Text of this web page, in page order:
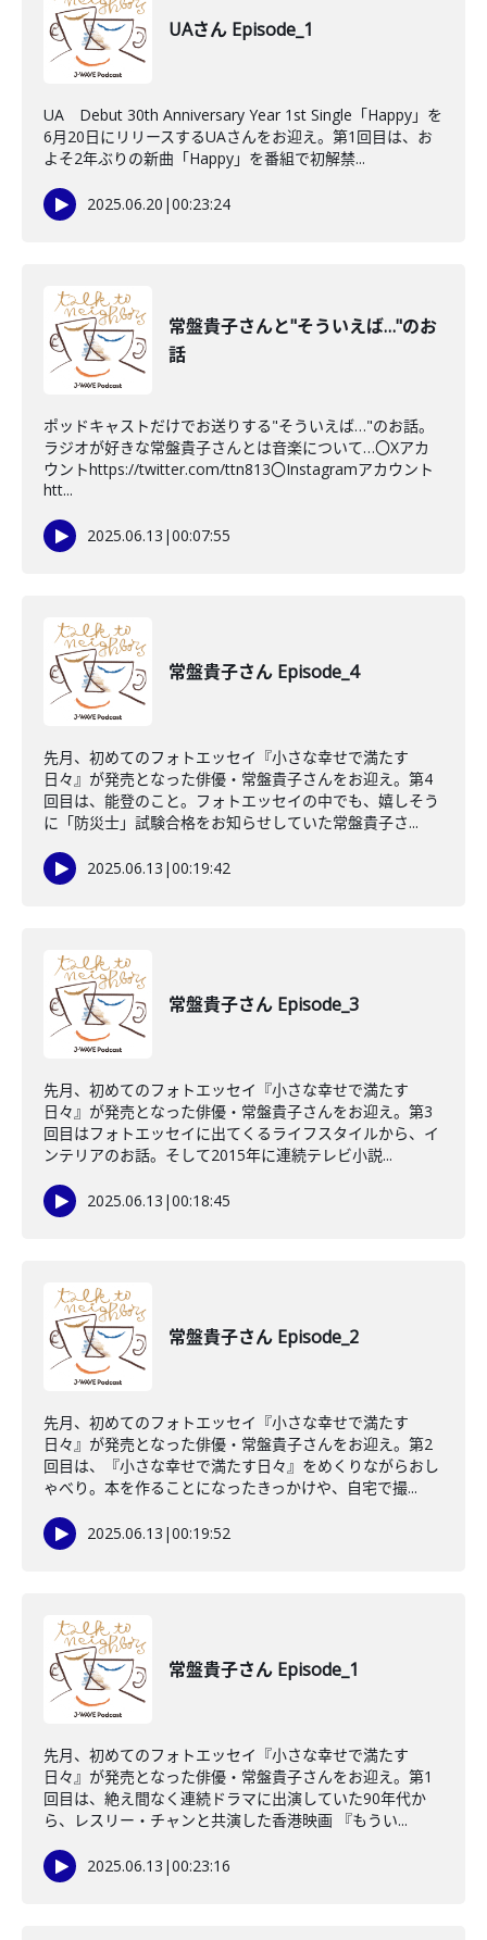
UAさん Episode_1
UA Debut 30th Anniversary Year 1st Single「Happy」を
6月20日にリリースするUAさんをお迎え。第1回目は、お
よそ2年ぶりの新曲「Happy」を番組で初解禁...
2025.06.20 |00:23:24
常盤貴子さんと"そういえば…"のお
話
ポッドキャストだけでお送りする"そういえば…"のお話。
ラジオが好きな常盤貴子さんとは音楽について…〇Xアカ
ウントhttps://twitter.com/ttn813〇Instagramアカウント
htt...
2025.06.13 |00:07:55
常盤貴子さん Episode_4
先月、初めてのフォトエッセイ『小さな幸せで満たす
日々』が発売となった俳優・常盤貴子さんをお迎え。第4
回目は、能登のこと。フォトエッセイの中でも、嬉しそう
に「防災士」試験合格をお知らせしていた常盤貴子さ...
2025.06.13 |00:19:42
常盤貴子さん Episode_3
先月、初めてのフォトエッセイ『小さな幸せで満たす
日々』が発売となった俳優・常盤貴子さんをお迎え。第3
回目はフォトエッセイに出てくるライフスタイルから、イ
ンテリアのお話。そして2015年に連続テレビ小説...
2025.06.13 |00:18:45
常盤貴子さん Episode_2
先月、初めてのフォトエッセイ『小さな幸せで満たす
日々』が発売となった俳優・常盤貴子さんをお迎え。第2
回目は、『小さな幸せで満たす日々』をめくりながらおし
ゃべり。本を作ることになったきっかけや、自宅で撮...
2025.06.13 |00:19:52
常盤貴子さん Episode_1
先月、初めてのフォトエッセイ『小さな幸せで満たす
日々』が発売となった俳優・常盤貴子さんをお迎え。第1
回目は、絶え間なく連続ドラマに出演していた90年代か
ら、レスリー・チャンと共演した香港映画 『もうい...
2025.06.13 |00:23:16